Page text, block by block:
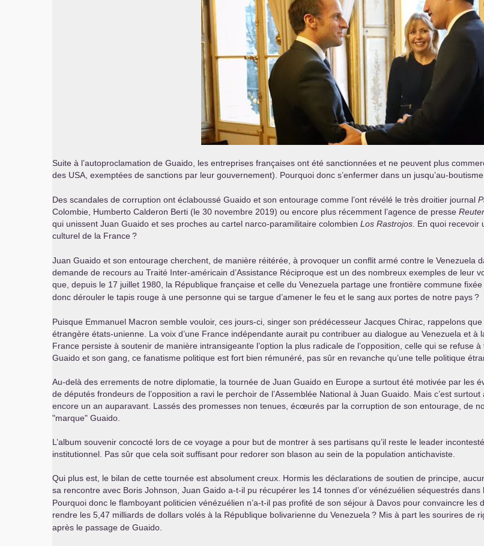
Suite à l’autoproclamation de Guaido, les entreprises françaises ont été sanctionnées et ne peuvent plus
des USA , exemptées de sanctions par leur gouvernement). Pourquoi donc s’enfermer dans un jusqu’au-
Des scandales de corruption ont éclaboussé Guaido et son entourage comme l’ont révélé le très droitier journal
Colombie, Humberto Calderon Berti (le 30 novembre 2019) ou encore plus récemment l’agence de presse
qui unissent Juan Guaido et ses proches au cartel narco-paramilitaire colombien Los Rastrojos . En quoi
culturel de la France?
Juan Guaido et son entourage cherchent, de manière réitérée, à provoquer un conflit armé contre le Venezuela
demande de recours au Traité Inter-américain d’Assistance Réciproque est un des nombreux exemples de leur
que, depuis le 17 juillet 1980, la République française et celle du Venezuela partage une frontière commune
donc dérouler le tapis rouge à une personne qui se targue d’amener le feu et le sang aux portes de notre pays?
Puisque Emmanuel Macron semble vouloir, ces jours-ci, singer son prédécesseur Jacques Chirac, rappelons
étrangère états-unienne. La voix d’une France indépendante aurait pu contribuer au dialogue au Venezuela et
France persiste à soutenir de manière intransigeante l’option la plus radicale de l’opposition, celle qui se refuse
Guaido et son gang, ce fanatisme politique est fort bien rémunéré, pas sûr en revanche qu’une telle politique
Au-delà des errements de notre diplomatie, la tournée de Juan Guaido en Europe a surtout été motivée par les
de députés frondeurs de l’opposition a ravi le perchoir de l’Assemblée National à Juan Guaido. Mais c’est
encore un an auparavant. Lassés des promesses non tenues, écœurés par la corruption de son entourage, de
"marque" Guaido.
L’album souvenir concocté lors de ce voyage a pour but de montrer à ses partisans qu’il reste le leader
institutionnel. Pas sûr que cela soit suffisant pour redorer son blason au sein de la population antichaviste.
Qui plus est, le bilan de cette tournée est absolument creux. Hormis les déclarations de soutien de principe,
sa rencontre avec Boris Johnson, Juan Gaido a-t-il pu récupérer les 14 tonnes d’or vénézuélien séquestrés dans
Pourquoi donc le flamboyant politicien vénézuélien n’a-t-il pas profité de son séjour à Davos pour convaincre
rendre les 5,47 milliards de dollars volés à la République bolivarienne du Venezuela ? Mis à part les sourires de
après le passage de Guaido.